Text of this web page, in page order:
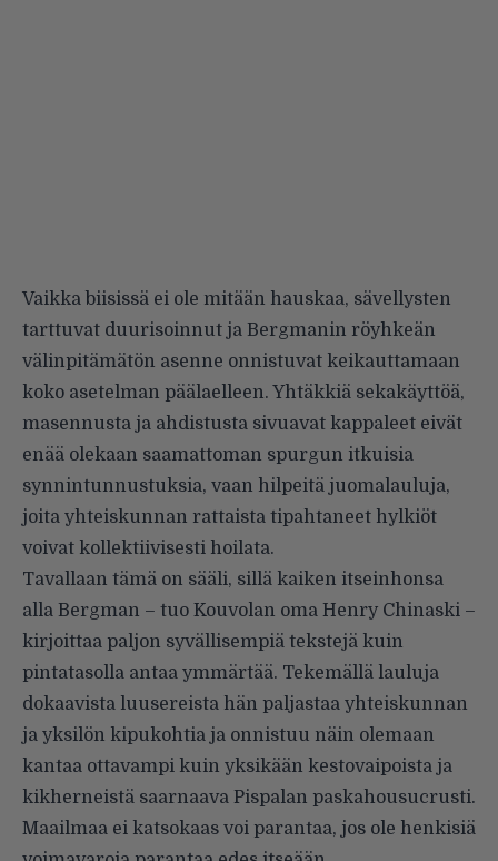
Vaikka biisissä ei ole mitään hauskaa, sävellysten
tarttuvat duurisoinnut ja Bergmanin röyhkeän
välinpitämätön asenne onnistuvat keikauttamaan
koko asetelman päälaelleen. Yhtäkkiä sekakäyttöä,
masennusta ja ahdistusta sivuavat kappaleet eivät
enää olekaan saamattoman spurgun itkuisia
synnintunnustuksia, vaan hilpeitä juomalauluja,
joita yhteiskunnan rattaista tipahtaneet hylkiöt
voivat kollektiivisesti hoilata.
Tavallaan tämä on sääli, sillä kaiken itseinhonsa
alla Bergman – tuo Kouvolan oma Henry Chinaski –
kirjoittaa paljon syvällisempiä tekstejä kuin
pintatasolla antaa ymmärtää. Tekemällä lauluja
dokaavista luusereista hän paljastaa yhteiskunnan
ja yksilön kipukohtia ja onnistuu näin olemaan
kantaa ottavampi kuin yksikään kestovaipoista ja
kikherneistä saarnaava Pispalan paskahousucrusti.
Maailmaa ei katsokaas voi parantaa, jos ole henkisiä